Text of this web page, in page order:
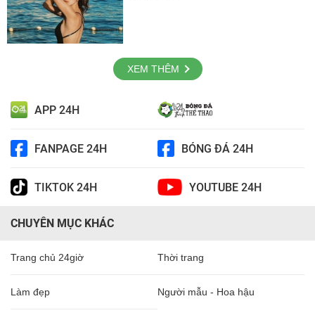
XEM THÊM
APP 24H
FANPAGE 24H BÓNG ĐÁ 24H
TIKTOK 24H YOUTUBE 24H
CHUYÊN MỤC KHÁC
Trang chủ 24giờ Thời trang
Làm đẹp Người mẫu - Hoa hậu